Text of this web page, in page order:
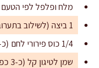
מלח ופלפל לפי הטעם
1 ביצה (לשילוב בתערובת המילוי)
1/4 כוס פירורי לחם (כ-20 גרם)
שמן לטיגון קל (כ-3 כפות)